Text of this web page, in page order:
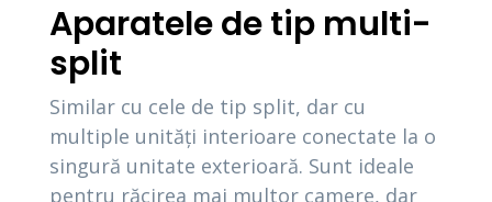
Aparatele de tip multi-
split
Similar cu cele de tip split, dar cu
multiple unități interioare conectate la o
singură unitate exterioară. Sunt ideale
pentru răcirea mai multor camere, dar